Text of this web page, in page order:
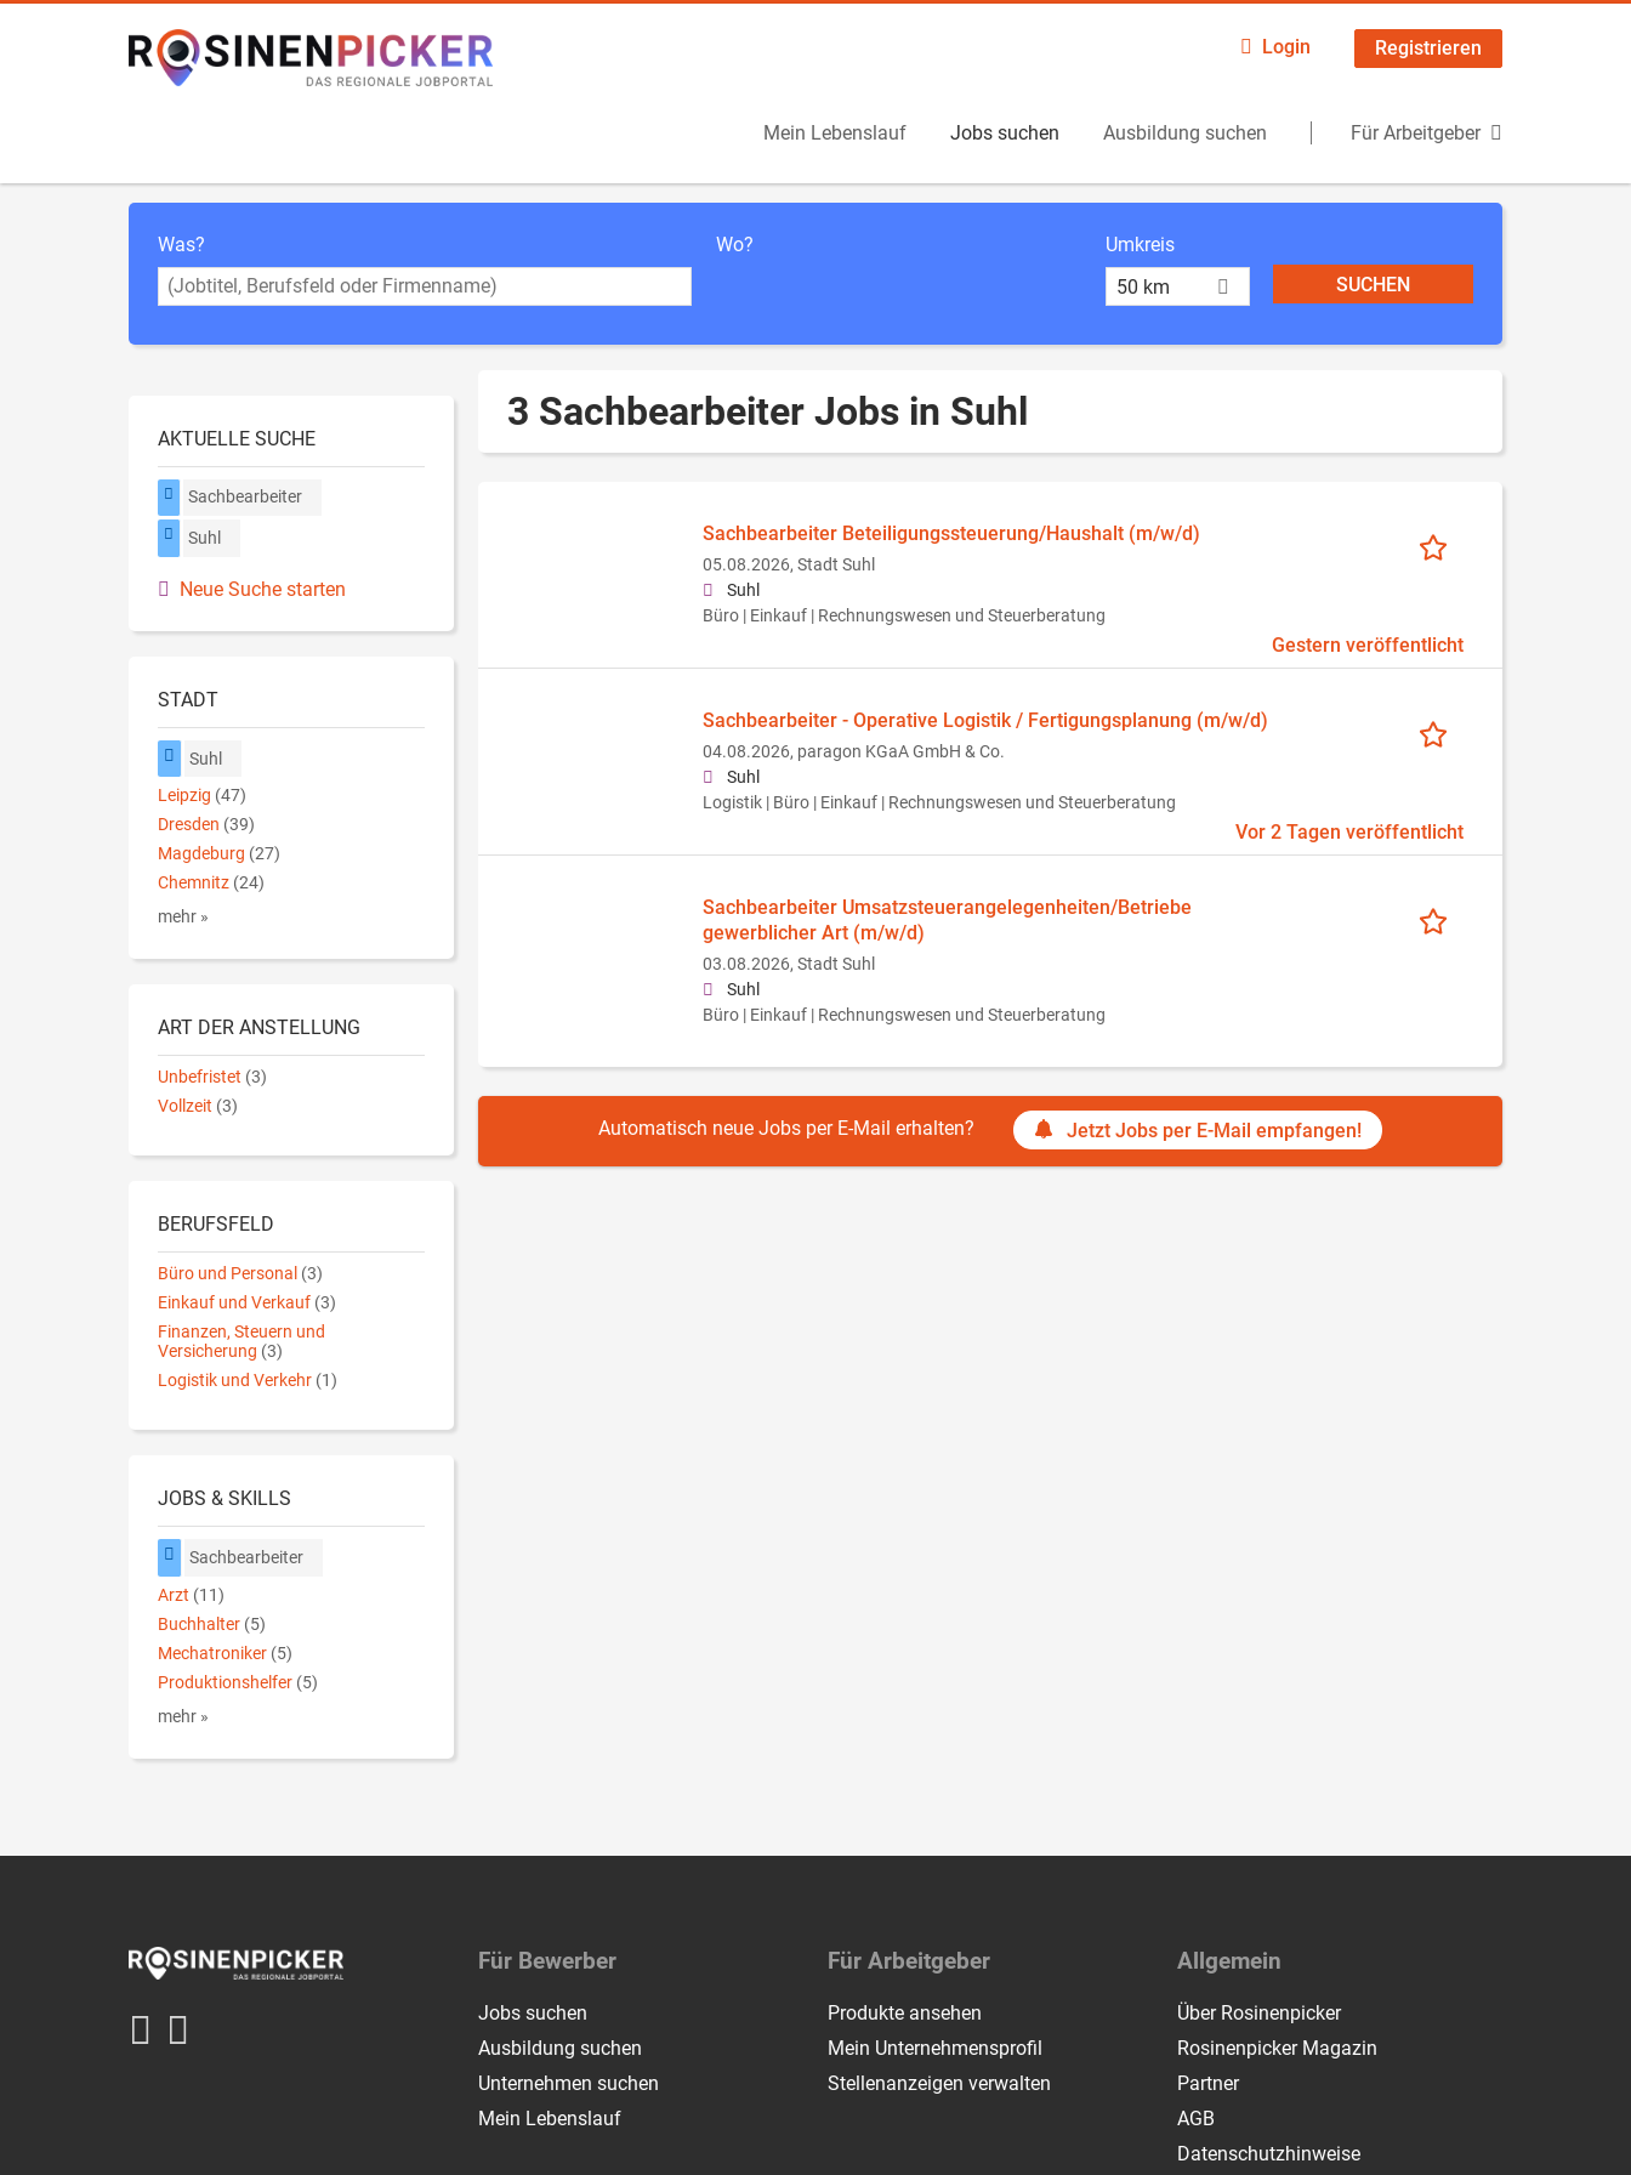
Login Registrieren
Mein Lebenslauf Jobs suchen Ausbildung suchen Für Arbeitgeber
Was? Wo?
Umkreis
50 km
3 Sachbearbeiter Jobs in Suhl
Sachbearbeiter Beteiligungssteuerung/Haushalt (m/w/d)
05.08.2026, Stadt Suhl
Suhl
Büro | Einkauf | Rechnungswesen und Steuerberatung
Gestern veröffentlicht
Sachbearbeiter - Operative Logistik / Fertigungsplanung (m/w/d)
04.08.2026, paragon KGaA GmbH & Co.
Suhl
Logistik | Büro | Einkauf | Rechnungswesen und Steuerberatung
Vor 2 Tagen veröffentlicht
Sachbearbeiter Umsatzsteuerangelegenheiten/Betriebe
gewerblicher Art (m/w/d)
03.08.2026, Stadt Suhl
Suhl
Büro | Einkauf | Rechnungswesen und Steuerberatung
Automatisch neue Jobs per E-Mail erhalten? Jetzt Jobs per E-Mail empfangen!
AKTUELLE SUCHE
Sachbearbeiter
Suhl
Neue Suche starten
STADT
Suhl
Leipzig (47)
Dresden (39)
Magdeburg (27)
Chemnitz (24)
mehr »
ART DER ANSTELLUNG
Unbefristet (3)
Vollzeit (3)
BERUFSFELD
Büro und Personal (3)
Einkauf und Verkauf (3)
Finanzen, Steuern und
Versicherung (3)
Logistik und Verkehr (1)
JOBS & SKILLS
Sachbearbeiter
Arzt (11)
Buchhalter (5)
Mechatroniker (5)
Produktionshelfer (5)
mehr »
Für Bewerber
Jobs suchen
Ausbildung suchen
Unternehmen suchen
Mein Lebenslauf
Für Arbeitgeber
Produkte ansehen
Mein Unternehmensprofil
Stellenanzeigen verwalten
Allgemein
Über Rosinenpicker
Rosinenpicker Magazin
Partner
AGB
Datenschutzhinweise